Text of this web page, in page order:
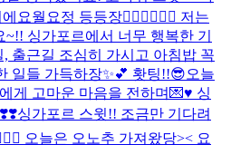
요월요정 등등장🧚🏻‍♀️🧚🏻‍♀️ 저는
싱가포르에서 너무 행복한 기
출근길 조심히 가시고 아침밥 꼭
일들 가득하장✨💕 홧팅!!😎오늘
게 고마운 마음을 전하며💌♥️ 싱
싱가포르 스윗!! 조금만 기다려
오늘은 오노추 가져왔당>< 요